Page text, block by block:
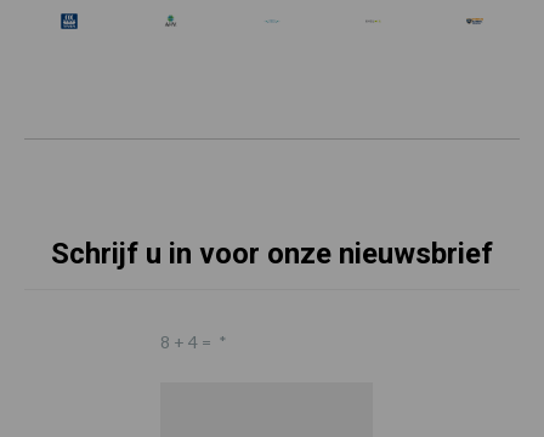
Schrijf u in voor onze nieuwsbrief
8 + 4 = *